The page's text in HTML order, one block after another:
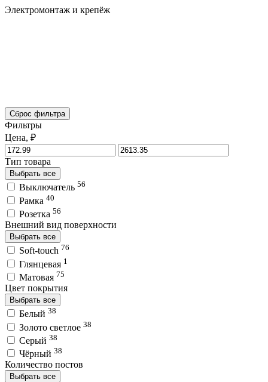
Электромонтаж и крепёж
Сброс фильтра
Фильтры
Цена, ₽
Тип товара
Выбрать все
Выключатель 56
Рамка 40
Розетка 56
Внешний вид поверхности
Выбрать все
Soft-touch 76
Глянцевая 1
Матовая 75
Цвет покрытия
Выбрать все
Белый 38
Золото светлое 38
Серый 38
Чёрный 38
Количество постов
Выбрать все